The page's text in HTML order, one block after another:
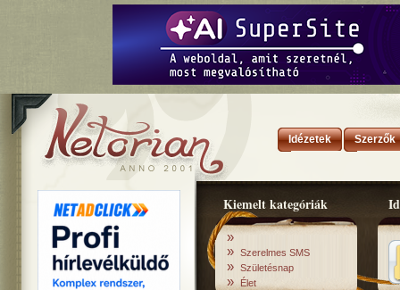
Idézetek Szerzők
Kiemelt kategóriák
»
» Szerelmes SMS
» Születésnap
» Élet